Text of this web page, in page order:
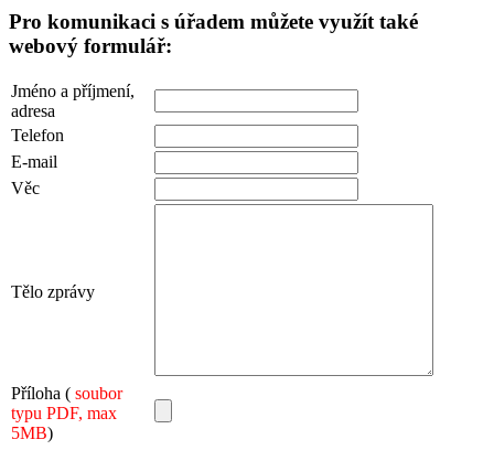
Pro komunikaci s úřadem můžete využít také
webový formulář:
Jméno a příjmení,
adresa
Telefon
E-mail
Věc
Tělo zprávy
Příloha ( soubor
typu PDF, max
5MB)